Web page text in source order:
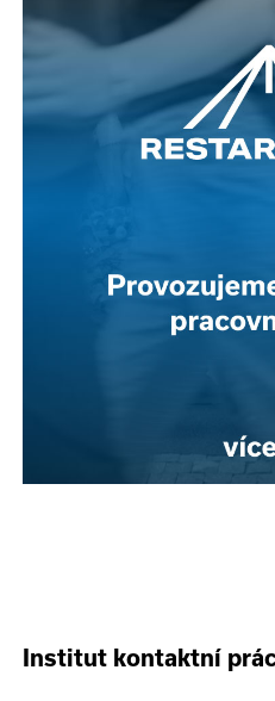
Institut kontaktní